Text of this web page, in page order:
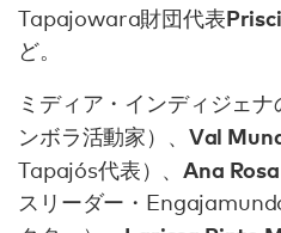
Tapajowara財団代表
ど。
ミディア・インディジェナ
ンボラ活動家）、 Val
Tapajós代表）、Ana
スリーダー・